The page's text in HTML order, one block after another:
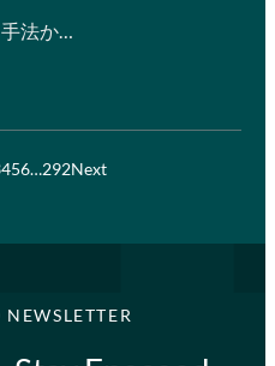
法か…
456…292Next